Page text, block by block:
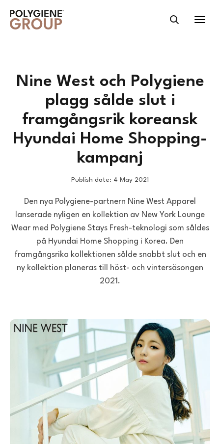
Nine West och Polygiene
plagg sålde slut i
framgångsrik koreansk
Hyundai Home Shopping-
kampanj
Publish date: 4 May 2021
Den nya Polygiene-partnern Nine West Apparel
lanserade nyligen en kollektion av New York Lounge
Wear med Polygiene Stays Fresh-teknologi som såldes
på Hyundai Home Shopping i Korea. Den
framgångsrika kollektionen sålde snabbt slut och en
ny kollektion planeras till höst- och vintersäsongen
2021.